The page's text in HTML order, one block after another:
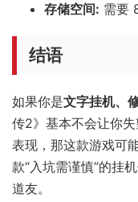
存储空间: 需要
结语
如果你是文字挂机、
传2》基本不会让你
表现，那这款游戏可
款“入坑需谨慎”的挂
道友。